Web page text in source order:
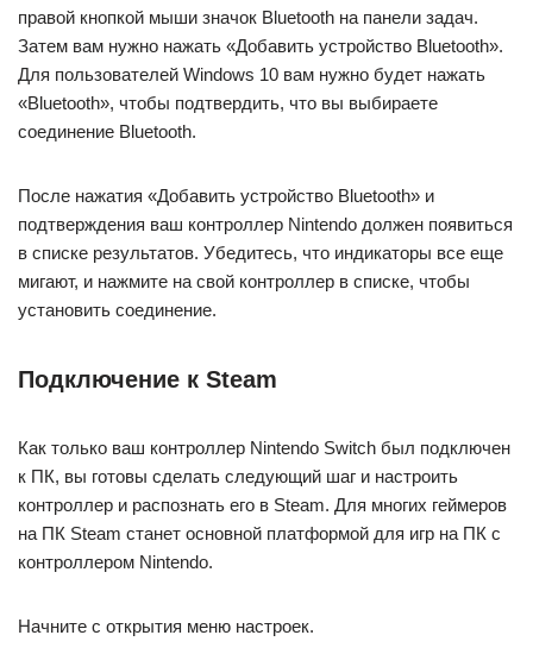
правой кнопкой мыши значок Bluetooth на панели задач.
Затем вам нужно нажать «Добавить устройство Bluetooth».
Для пользователей Windows 10 вам нужно будет нажать
«Bluetooth», чтобы подтвердить, что вы выбираете
соединение Bluetooth.
После нажатия «Добавить устройство Bluetooth» и
подтверждения ваш контроллер Nintendo должен появиться
в списке результатов. Убедитесь, что индикаторы все еще
мигают, и нажмите на свой контроллер в списке, чтобы
установить соединение.
Подключение к Steam
Как только ваш контроллер Nintendo Switch был подключен
к ПК, вы готовы сделать следующий шаг и настроить
контроллер и распознать его в Steam. Для многих геймеров
на ПК Steam станет основной платформой для игр на ПК с
контроллером Nintendo.
Начните с открытия меню настроек.